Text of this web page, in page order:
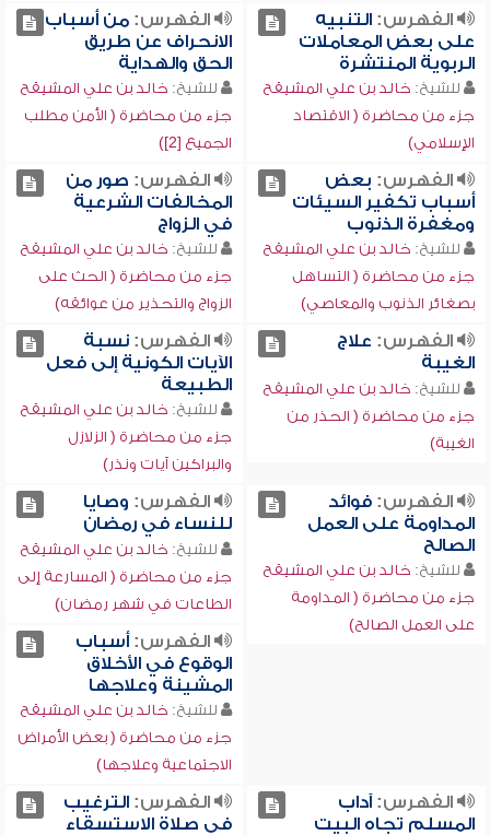
الفهرس:التنبيه
على بعض المعاملات
الربوية المنتشرة
للشيخ: خالد بن علي المشيقح
جزء من محاضرة ( الاقتصاد
الإسلامي)
الفهرس:من أسباب
الانحراف عن طريق
الحق والهداية
للشيخ: خالد بن علي المشيقح
جزء من محاضرة ( الأمن مطلب
الجميع [2])
الفهرس: بعض
أسباب تكفير السيئات
ومغفرة الذنوب
للشيخ: خالد بن علي المشيقح
جزء من محاضرة ( التساهل
بصغائر الذنوب والمعاصي)
الفهرس: صور من
المخالفات الشرعية
في الزواج
للشيخ: خالد بن علي المشيقح
جزء من محاضرة ( الحث على
الزواج والتحذير من عوائقه)
الفهرس: علاج
الغيبة
للشيخ: خالد بن علي المشيقح
جزء من محاضرة ( الحذر من
الغيبة)
الفهرس:نسبة
الآيات الكونية إلى فعل
الطبيعة
للشيخ: خالد بن علي المشيقح
جزء من محاضرة ( الزلازل
والبراكين آيات ونذر)
الفهرس:فوائد
المداومة على العمل
الصالح
للشيخ: خالد بن علي المشيقح
جزء من محاضرة ( المداومة
على العمل الصالح)
الفهرس: وصايا
للنساء في رمضان
للشيخ: خالد بن علي المشيقح
جزء من محاضرة ( المسارعة إلى
الطاعات في شهر رمضان)
الفهرس:أسباب
الوقوع في الأخلاق
المشينة وعلاجها
للشيخ: خالد بن علي المشيقح
جزء من محاضرة ( بعض الأمراض
الاجتماعية وعلاجها)
الفهرس:آداب
المسلم تجاه البيت
الفهرس:الترغيب
في صلاة الاستسقاء